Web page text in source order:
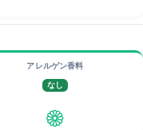
アレルゲン香料
なし